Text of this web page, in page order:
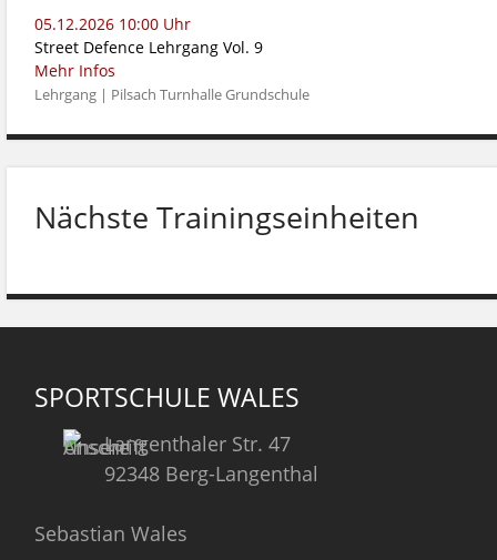
05.12.2026 10:00 Uhr
Street Defence Lehrgang Vol. 9
Mehr Infos
Lehrgang | Pilsach Turnhalle Grundschule
Nächste Trainingseinheiten
SPORTSCHULE WALES
Langenthaler Str. 47
92348 Berg-Langenthal
Sebastian Wales